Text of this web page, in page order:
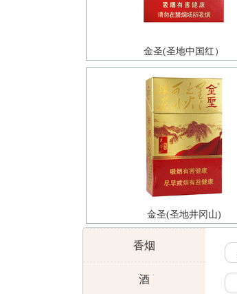
金圣(圣地中国红）
金圣(圣地井冈山)
香烟
酒